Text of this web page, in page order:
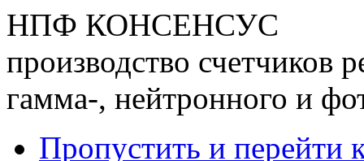
НПФ КОНСЕНСУС
производство счетчиков
гамма-, нейтронного и
Пропустить и перейти